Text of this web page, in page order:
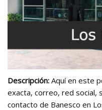
Descripción: Aquí en este
exacta, correo, red social,
contacto de Banesco en